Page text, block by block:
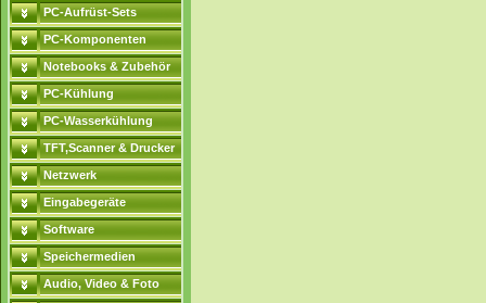
PC-Aufrüst-Sets
PC-Komponenten
Notebooks & Zubehör
PC-Kühlung
PC-Wasserkühlung
TFT,Scanner & Drucker
Netzwerk
Eingabegeräte
Software
Speichermedien
Audio, Video & Foto